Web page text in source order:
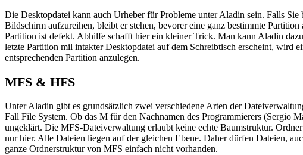
Die Desktopdatei kann auch Urheber für Probleme unter Aladin sein. Falls
Bildschirm aufzureihen, bleibt er stehen, bevorer eine ganz bestimmte
Partition ist defekt. Abhilfe schafft hier ein kleiner Trick. Man kann Aladin
letzte Partition mil intakter Desktopdatei auf dem Schreibtisch erscheint,
entsprechenden Partition anzulegen.
MFS & HFS
Unter Aladin gibt es grundsätzlich zwei verschiedene Arten der
Fall File System. Ob das M für den Nachnamen des Programmierers (Sergio
ungeklärt. Die MFS-Dateiverwaltung erlaubt keine echte Baumstruktur.
nur hier. Alle Dateien liegen auf der gleichen Ebene. Daher dürfen Dateien,
ganze Ordnerstruktur von MFS einfach nicht vorhanden.